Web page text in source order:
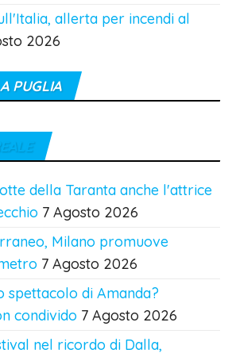
allerta per incendi al
2026
PUGLIA
della Taranta anche l'attrice
7 Agosto 2026
Milano promuove
7 Agosto 2026
spettacolo di Amanda?
condivido 7 Agosto 2026
nel ricordo di Dalla,